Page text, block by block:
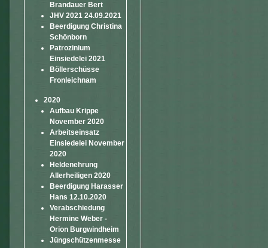
Brandauer Bert
JHV 2021 24.09.2021
Beerdigung Christina
Schönborn
Patrozinium
Einsiedelei 2021
Böllerschüsse
Fronleichnam
2020
Aufbau Krippe
November 2020
Arbeitseinsatz
Einsiedelei November
2020
Heldenehrung
Allerheiligen 2020
Beerdigung Harasser
Hans 12.10.2020
Verabschiedung
Hermine Weber -
Orion Burgwindheim
Jüngschützenmesse